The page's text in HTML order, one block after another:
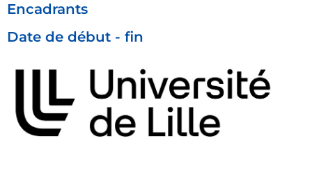
Encadrants
Date de début - fin